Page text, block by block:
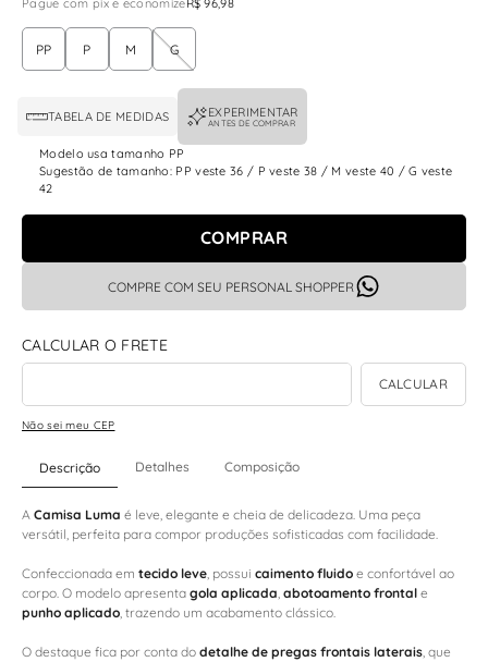
Pague com pix e economizeR$ 96,98
PP P M G
TABELA DE MEDIDAS EXPERIMENTAR
ANTES DE COMPRAR
Modelo usa tamanho PP
Sugestão de tamanho: PP veste 36 / P veste 38 / M veste 40 / G veste
42
COMPRAR
COMPRE COM SEU PERSONAL SHOPPER
Não sei meu CEP
Descrição Detalhes Composição
A Camisa Luma é leve, elegante e cheia de delicadeza. Uma peça
versátil, perfeita para compor produções sofisticadas com facilidade.
Confeccionada em tecido leve, possui caimento fluido e confortável ao
corpo. O modelo apresenta gola aplicada, abotoamento frontal e
punho aplicado, trazendo um acabamento clássico.
O destaque fica por conta do detalhe de pregas frontais laterais, que